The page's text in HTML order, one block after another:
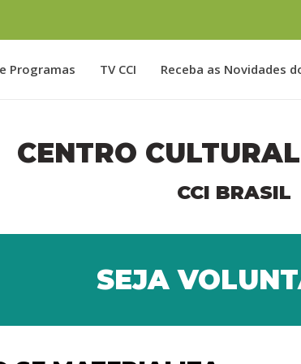
Programas TV CCI Receba as Novidades
CENTRO
CCI BRASIL
SEJA